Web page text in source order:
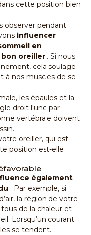
cette position bien
observer pendant
influencer
en
oreiller . Si nous
cela soulage
à nos muscles de se
les épaules et la
droit l'une par
vertébrale doivent
oreiller, qui est
position est-elle
également
. Par exemple, si
la région de votre
de la chaleur et
Lorsqu’un courant
se tendent.